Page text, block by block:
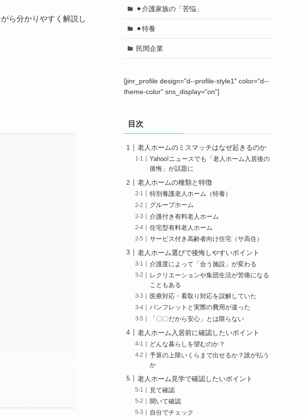
ら分かりやすく解説し
⚫︎介護家族の「苦悩」
⚫︎特養
民間企業
[jinr_profile design="d--profile-style1" color="d--
theme-color" sns_display="on"]
目次
老人ホームのミスマッチはなぜ起きるのか
Yahoo!ニュースでも「老人ホーム入居後の
後悔」が話題に
老人ホームの種類と特徴
特別養護老人ホーム（特養）
グループホーム
介護付き有料老人ホーム
住宅型有料老人ホーム
サービス付き高齢者向け住宅（サ高住）
老人ホーム選びで後悔しやすいポイント
介護度によって「合う施設」が変わる
レクリエーションや集団生活が苦痛になる
こともある
医療対応・看取り対応を誤解していた
パンフレットと実際の費用が違った
「〇〇だから安心」とは限らない
老人ホーム入居前に確認したいポイント
どんな暮らしを望むのか？
予算の上限いくらまで出せるか？誰が払う
か
老人ホーム見学で確認したいポイント
見て確認
聞いて確認
自分でチェック